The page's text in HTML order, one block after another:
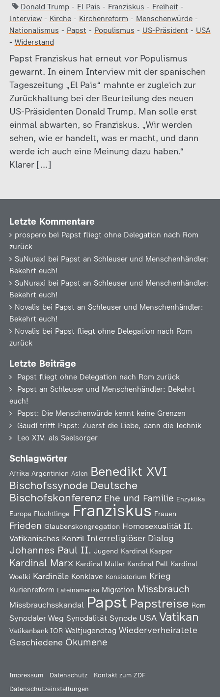
Donald Trump- El Pais - Franziskus - Freiheit -
Interview- Kirche- Kirchenreform - Menschenwürde-
Nationalismus - Papst - Populismus - US-Präsident - USA
- Widerstand
Papst Franziskus hat erneut vor Populismus
gewarnt. In einem Interview mit der spanischen
Tageszeitung „El Pais“ mahnte er zugleich zur
Zurückhaltung bei der Beurteilung des neuen
US-Präsidenten Donald Trump. Man solle erst
einmal abwarten, so Franziskus. „Wir werden
sehen, wie er handelt, was er macht, und dann
werde ich auch eine Meinung dazu haben.“
Klarer […]
Letzte Kommentare
prospero bei Papst fliegt ohne Delegation nach Rom
zurück
SuNuraxi bei Papst an Schleuser und Menschenhändler:
Bekehrt euch!
SuNuraxi bei Papst an Schleuser und Menschenhändler:
Bekehrt euch!
Novalis bei Papst an Schleuser und Menschenhändler:
Bekehrt euch!
Novalis bei Papst fliegt ohne Delegation nach Rom
zurück
Letzte Beiträge
Papst fliegt ohne Delegation nach Rom zurück
Papst an Schleuser und Menschenhändler: Bekehrt
euch!
Papst: Die Menschenwürde kennt keine Grenzen
Gaudí trifft Papst: Zuerst die Liebe, dann die Technik
Leo XIV. als Seelsorger
Schlagwörter
Afrika Argentinien Asien Benedikt XVI
Bischofssynode Deutsche
Bischofskonferenz Ehe und Familie Enzyklika
Europa Flüchtlinge Franziskus Frauen
Frieden Glaubenskongregation Homosexualität II.
Vatikanisches Konzil Interreligiöser Dialog
Johannes Paul II. Jugend Kardinal Kasper
Kardinal Marx Kardinal Müller Kardinal Pell Kardinal
Woelki Kardinäle Konklave Konsistorium Krieg
Kurienreform Lateinamerika Migration Missbrauch
Missbrauchsskandal Papst Papstreise Rom
Synodaler Weg Synodalität Synode USA Vatikan
Vatikanbank IOR Weltjugendtag Wiederverheiratete
Geschiedene Ökumene
Impressum Datenschutz
Kontakt zum ZDF
Datenschutzeinstellungen